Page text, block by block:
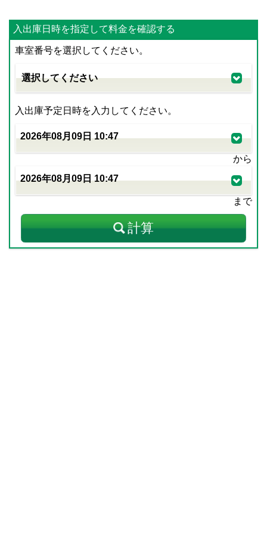
入出庫日時を指定して料金を確認する
車室番号を選択してください。
入出庫予定日時を入力してください。
から
まで
計算